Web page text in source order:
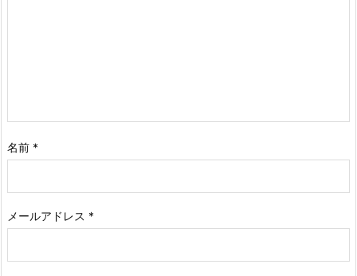
名前 *
メールアドレス *